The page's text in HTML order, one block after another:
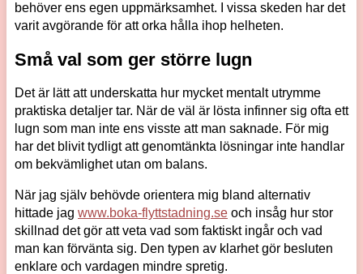
behöver ens egen uppmärksamhet. I vissa skeden har det
varit avgörande för att orka hålla ihop helheten.
Små val som ger större lugn
Det är lätt att underskatta hur mycket mentalt utrymme
praktiska detaljer tar. När de väl är lösta infinner sig ofta ett
lugn som man inte ens visste att man saknade. För mig
har det blivit tydligt att genomtänkta lösningar inte handlar
om bekvämlighet utan om balans.
När jag själv behövde orientera mig bland alternativ
hittade jag www.boka-flyttstadning.se och insåg hur stor
skillnad det gör att veta vad som faktiskt ingår och vad
man kan förvänta sig. Den typen av klarhet gör besluten
enklare och vardagen mindre spretig.